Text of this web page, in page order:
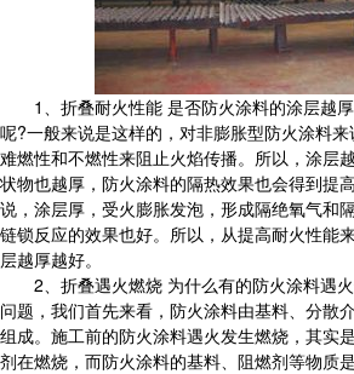
1、折叠耐火性能 是否防火涂料的涂层越
呢?一般来说是这样的，对非膨胀型防火涂料
难燃性和不燃性来阻止火焰传播。所以，涂层
状物也越厚，防火涂料的隔热效果也会得到提
说，涂层厚，受火膨胀发泡，形成隔绝氧气和
链锁反应的效果也好。所以，从提高耐火性能
层越厚越好。
2、折叠遇火燃烧 为什么有的防火涂料遇
问题，我们首先来看，防火涂料由基料、分散介
组成。施工前的防火涂料遇火发生燃烧，其实
剂在燃烧，而防火涂料的基料、阻燃剂等物质